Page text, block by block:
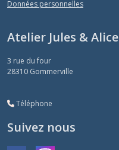
Données personnelles
Atelier Jules & Alice
3 rue du four
28310 Gommerville
Téléphone
Suivez nous